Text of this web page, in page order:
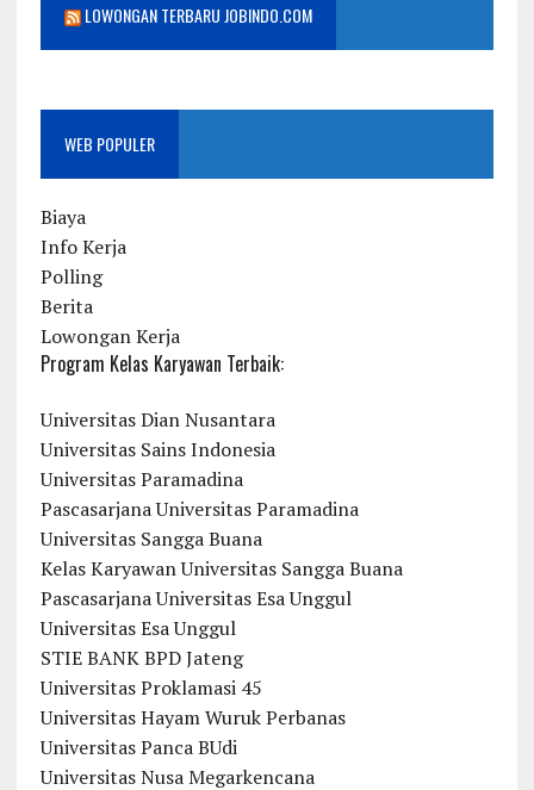
LOWONGAN TERBARU JOBINDO.COM
WEB POPULER
Biaya
Info Kerja
Polling
Berita
Lowongan Kerja
Program Kelas Karyawan Terbaik:
Universitas Dian Nusantara
Universitas Sains Indonesia
Universitas Paramadina
Pascasarjana Universitas Paramadina
Universitas Sangga Buana
Kelas Karyawan Universitas Sangga Buana
Pascasarjana Universitas Esa Unggul
Universitas Esa Unggul
STIE BANK BPD Jateng
Universitas Proklamasi 45
Universitas Hayam Wuruk Perbanas
Universitas Panca BUdi
Universitas Nusa Megarkencana